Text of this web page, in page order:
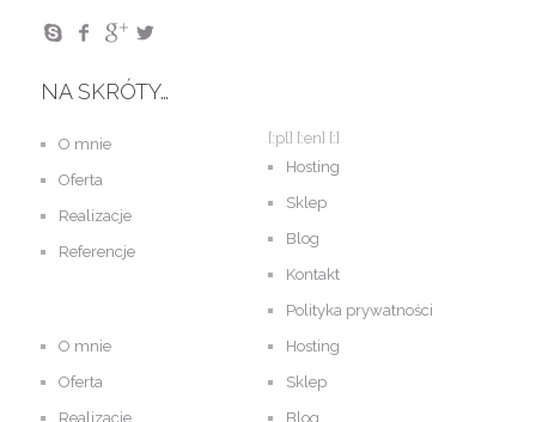
NA SKRÓTY…
[:pl]
O mnie
Oferta
Realizacje
Referencje
Hosting
Sklep
Blog
Kontakt
Polityka prywatności
[:en]
O mnie
Oferta
Realizacje
Hosting
Sklep
Blog
[:]